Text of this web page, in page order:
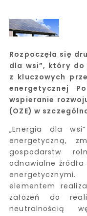
Rozpoczęła się
dla wsi”, który
z kluczowych
energetycznej
wspieranie
(OZE) w
„Energia dla
energetyczną,
gospodarstw
odnawialne
elementem
założeń do
neutralnością